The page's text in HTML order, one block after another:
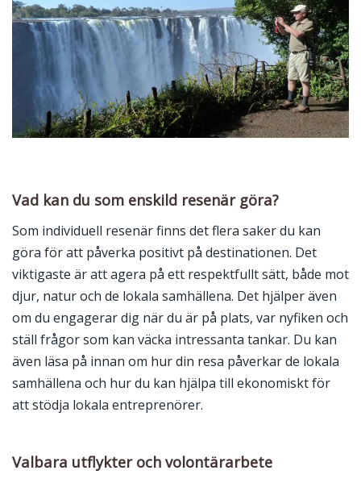
Vad kan du som enskild resenär göra?
Som individuell resenär finns det flera saker du kan
göra för att påverka positivt på destinationen. Det
viktigaste är att agera på ett respektfullt sätt, både mot
djur, natur och de lokala samhällena. Det hjälper även
om du engagerar dig när du är på plats, var nyfiken och
ställ frågor som kan väcka intressanta tankar. Du kan
även läsa på innan om hur din resa påverkar de lokala
samhällena och hur du kan hjälpa till ekonomiskt för
att stödja lokala entreprenörer.
Valbara utflykter och volontärarbete